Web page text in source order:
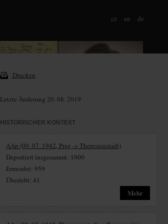
cz en de
Drucken
Letzte Änderung 20. 08. 2019
HISTORISCHER KONTEXT
AAp (09. 07. 1942, Prag -> Theresienstadt)
Deportiert insgesammt: 1000
Ermordet: 959
Überlebt: 41
Mehr